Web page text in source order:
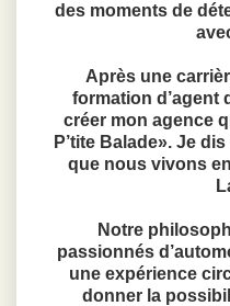
des moments de
Après une
formation d’agent
créer mon agence
P’tite Balade». Je
que nous vivons
Notre
passionnés
une expérience
donner la